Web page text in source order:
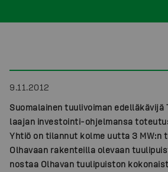
9.11.2012
Suomalainen tuulivoiman edelläkävijä
laajan investointi-ohjelmansa
Yhtiö on tilannut kolme uutta 3 MW:n
Olhavaan rakenteilla olevaan
nostaa Olhavan tuulipuiston